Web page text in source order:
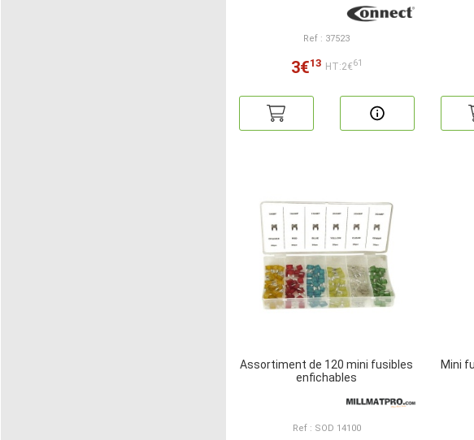
Ref : 37523
3€13 HT:2€61
Assortiment de 120 mini fusibles
enfichables
Ref : SOD 14100
Mini